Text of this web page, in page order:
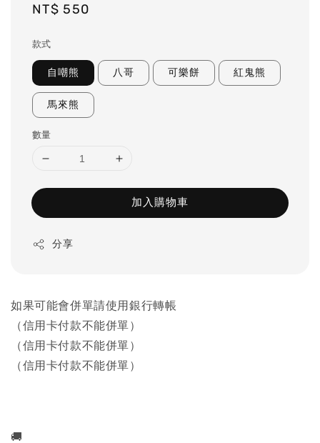
Regular
NT$ 550
款式
自嘲熊 八哥 可樂餅 紅鬼熊
馬來熊
數量
加入購物車
分享
如果可能會併單請使用銀行轉帳
（信用卡付款不能併單）
（信用卡付款不能併單）
（信用卡付款不能併單）
🚚